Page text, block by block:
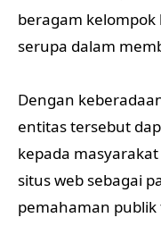
beragam
serupa dalam
Dengan
entitas tersebut
kepada
situs web sebagai
pemahaman